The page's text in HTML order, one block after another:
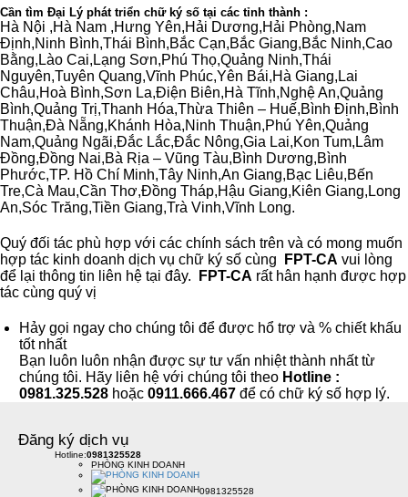
Cần tìm Đại Lý phát triển chữ ký số tại các tỉnh thành :
Hà Nội ,Hà Nam ,Hưng Yên,Hải Dương,Hải Phòng,Nam
Định,Ninh Bình,Thái Bình,Bắc Cạn,Bắc Giang,Bắc Ninh,Cao
Bằng,Lào Cai,Lạng Sơn,Phú Thọ,Quảng Ninh,Thái
Nguyên,Tuyên Quang,Vĩnh Phúc,Yên Bái,Hà Giang,Lai
Châu,Hoà Bình,Sơn La,Điện Biên,Hà Tĩnh,Nghệ An,Quảng
Bình,Quảng Trị,Thanh Hóa,Thừa Thiên – Huế,Bình Định,Bình
Thuận,Đà Nẵng,Khánh Hòa,Ninh Thuận,Phú Yên,Quảng
Nam,Quảng Ngãi,Đắc Lắc,Đắc Nông,Gia Lai,Kon Tum,Lâm
Đồng,Đồng Nai,Bà Rịa – Vũng Tàu,Bình Dương,Bình
Phước,TP. Hồ Chí Minh,Tây Ninh,An Giang,Bạc Liêu,Bến
Tre,Cà Mau,Cần Thơ,Đồng Tháp,Hậu Giang,Kiên Giang,Long
An,Sóc Trăng,Tiền Giang,Trà Vinh,Vĩnh Long.
Quý đối tác phù hợp với các chính sách trên và có mong muốn
hợp tác kinh doanh dịch vụ chữ ký số cùng
FPT-CA vui lòng
để lại thông tin liên hệ tại đây.
FPT-CA rất hân hạnh được hợp
tác cùng quý vị
Hảy gọi ngay cho chúng tôi để được hổ trợ và % chiết khấu
tốt nhất
Bạn luôn luôn nhận được sự tư vấn nhiệt thành nhất từ
chúng tôi. Hãy liên hệ với chúng tôi theo Hotline :
0981.325.528 hoặc0911.666.467 để có chữ ký số hợp lý.
Đăng ký dịch vụ
Hotline:0981325528
PHÒNG KINH DOANH
0981325528